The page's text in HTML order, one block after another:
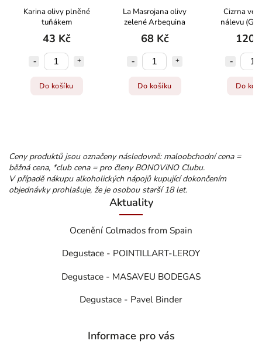
Karina olivy plněné
tuňákem
43 Kč
Do košíku
La Masrojana olivy
zelené Arbequina
68 Kč
Do košíku
Cizrna ve
nálevu
120
Do
Ceny produktů jsou označeny následovně: maloobchodní cena =
běžná cena, *club cena = pro členy BONOViNO Clubu.
V případě nákupu alkoholických nápojů kupující dokončením
objednávky prohlašuje, že je osobou starší 18 let.
Aktuality
Ocenění Colmados from Spain
Degustace - POINTILLART-LEROY
Degustace - MASAVEU BODEGAS
Degustace - Pavel Binder
Informace pro vás